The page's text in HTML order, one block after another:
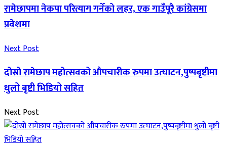
रामेछापमा नेकपा परित्याग गर्नेको लहर, एक गाउँपूरै कांग्रेसमा
प्रवेशमा
Next Post
दोस्रो रामेछाप महोत्सवको औपचारीक रुपमा उत्घाटन,पुष्पबृष्टीमा
धुलो बृष्टी भिडियो सहित
Next Post